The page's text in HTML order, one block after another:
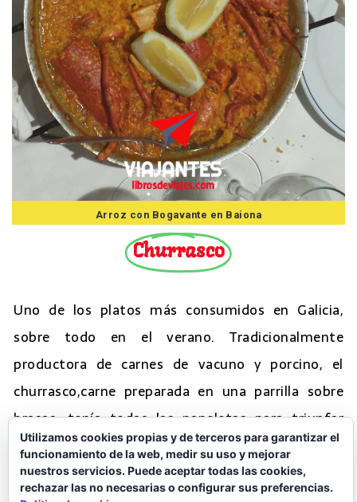
Arroz con Bogavante en Baiona
Churrasco
Uno de los platos más consumidos en Galicia,
sobre todo en el verano. Tradicionalmente
productora de carnes de vacuno y porcino, el
churrasco,carne preparada en una parrilla sobre
brasas, tenía todas las papeletas para triunfar
debido a la calidad de las carnes gallegas. Siempre
hay la discusión de si churrasco de ternera o de
Utilizamos cookies propias y de terceros para garantizar el
funcionamiento de la web, medir su uso y mejorar
nuestros servicios. Puede aceptar todas las cookies,
rechazar las no necesarias o configurar sus preferencias.